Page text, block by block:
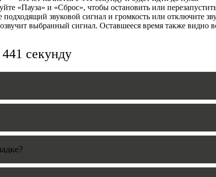
HANDY TIMERS
«Пауза» и «Сброс», чтобы остановить или
подходящий звуковой сигнал и громкость или отключите
выбранный сигнал. Оставшееся время также видно
секунду